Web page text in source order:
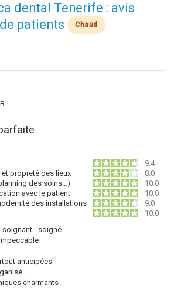
dental Tenerife : avis
patients
Chaud
9.4
propreté des lieux
8.0
des soins…)
10.0
avec le patient
10.0
des installations
9.0
10.0
soignant - soigné
anticipées
charmants